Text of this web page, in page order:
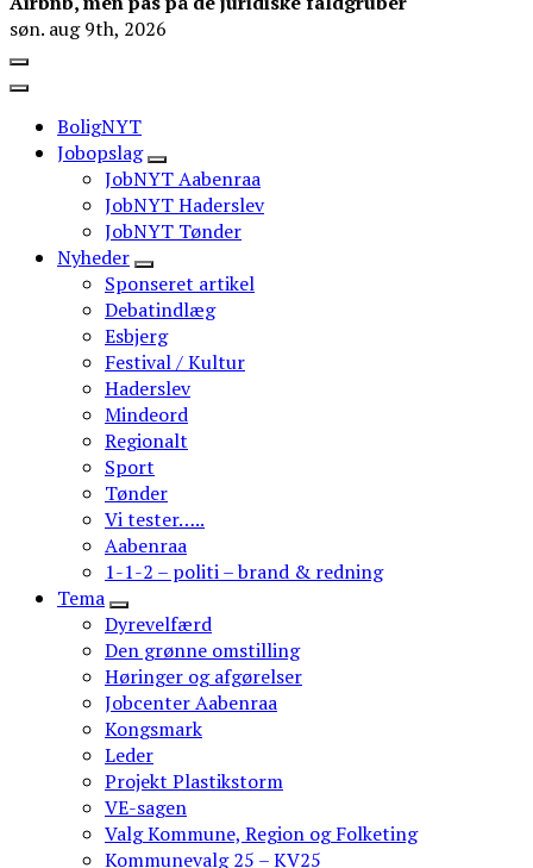
søn. aug 9th, 2026
BoligNYT
Jobopslag
JobNYT Aabenraa
JobNYT Haderslev
JobNYT Tønder
Nyheder
Sponseret artikel
Debatindlæg
Esbjerg
Festival / Kultur
Haderslev
Mindeord
Regionalt
Sport
Tønder
Vi tester…..
Aabenraa
1-1-2 – politi – brand & redning
Tema
Dyrevelfærd
Den grønne omstilling
Høringer og afgørelser
Jobcenter Aabenraa
Kongsmark
Leder
Projekt Plastikstorm
VE-sagen
Valg Kommune, Region og Folketing
Kommunevalg 25 – KV25